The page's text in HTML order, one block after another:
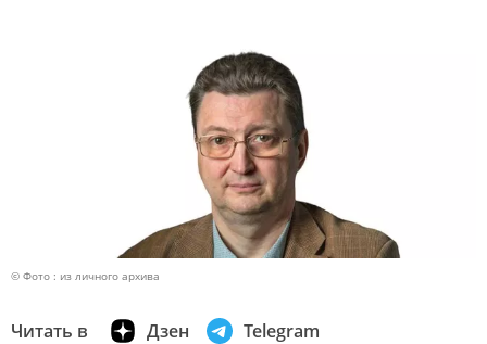
© Фото : из личного архива
Читать в Дзен Telegram